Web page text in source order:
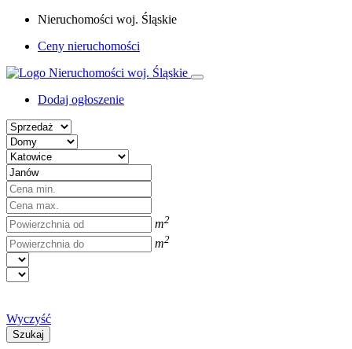
Nieruchomości woj. Śląskie
Ceny nieruchomości
Dodaj ogłoszenie
m2
m2
Wyczyść
Szukaj